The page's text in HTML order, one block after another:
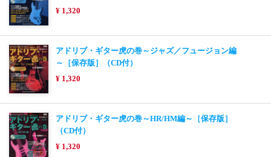
¥ 1,320
アドリブ・ギター虎の巻～ジャズ／フュージョン編
～［保存版］（CD付）
¥ 1,320
アドリブ・ギター虎の巻～HR/HM編～［保存版］
（CD付）
¥ 1,320